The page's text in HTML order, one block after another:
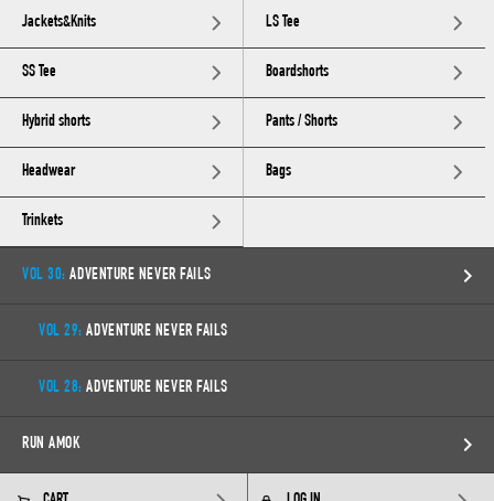
Jackets&Knits LS Tee
SS Tee Boardshorts
Hybrid shorts Pants / Shorts
Headwear Bags
Trinkets
VOL 30: ADVENTURE NEVER FAILS
VOL 29: ADVENTURE NEVER FAILS
VOL 28: ADVENTURE NEVER FAILS
RUN AMOK